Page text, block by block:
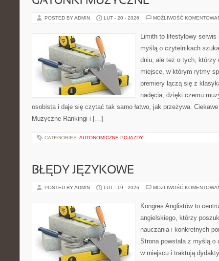
POSTED BY ADMIN LUT - 20 - 2026 MOŻLIWOŚĆ
Limith to lifestylowy
myślą o czytelnikach
dniu, ale też o tych, którzy
miejsce, w którym rytmy
premiery łączą się z
nadęcia, dzięki czemu
osobista i daje się czytać tak samo łatwo, jak przeżywa.
Muzyczne Rankingi i […]
CATEGORIES: AUTONOMICZNE POJAZDY
BŁĘDY JĘZYKOWE
POSTED BY ADMIN LUT - 19 - 2026 MOŻLIWOŚĆ
Kongres Anglistów to
angielskiego, którzy
nauczania i konkretnych
Strona powstała z myślą
w miejscu i traktują